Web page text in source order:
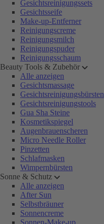
Gesichtsreinigungssets
Gesichtsseife
Make-up-Entferner
Reinigungscreme
Reinigungsmilch
Reinigungspuder
Reinigungsschaum
Beauty Tools & Zubehör
Alle anzeigen
Gesichtsmassage
Gesichtsreinigungsbürsten
Gesichtsreinigungstools
Gua Sha Steine
Kosmetikspiegel
Augenbrauenscheren
Micro Needle Roller
Pinzetten
Schlafmasken
Wimpernbürsten
Sonne & Schutz
Alle anzeigen
After Sun
Selbstbräuner
Sonnencreme
Sonnen-Make-up